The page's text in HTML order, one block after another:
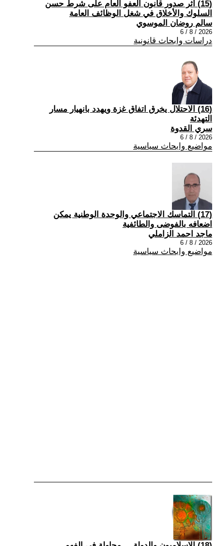
(15) أثر صدور قانون العفو العام على شرط حسن
السلوك والأخلاق في شغل الوظائف العامة
سالم روضان الموسوي
2026 / 8 / 6
دراسات وابحاث قانونية
(16) الاحتلال يخرق اتفاق غزة ويهدد بانهيار مسار
التهدئة
سري القدوة
2026 / 8 / 6
مواضيع وابحاث سياسية
(17) التماسك الاجتماعي والوحدة الوطنية يمكن
اضعافه بالفوضى والطائفية
ماجد احمد الزاملي
2026 / 8 / 6
مواضيع وابحاث سياسية